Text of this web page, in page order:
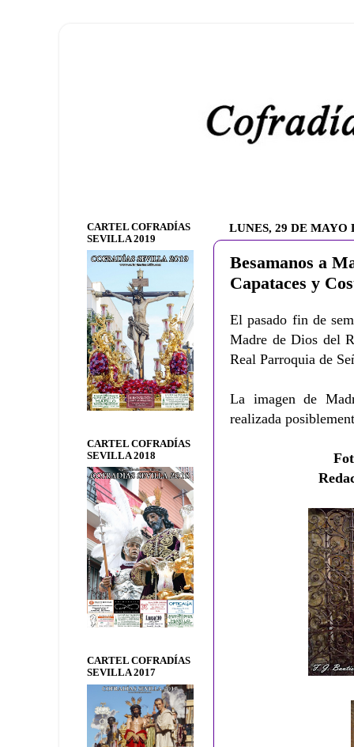
LUNES, 29 DE MAYO
Besamanos a
Capataces y
El pasado fin de
Madre de Dios del
Real Parroquia de
La imagen de
realizada
CARTEL COFRADÍAS
SEVILLA 2019
CARTEL COFRADÍAS
SEVILLA 2018
CARTEL COFRADÍAS
SEVILLA 2017